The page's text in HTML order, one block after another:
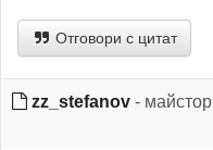
Отговори с цитат
zz_stefanov - майстор